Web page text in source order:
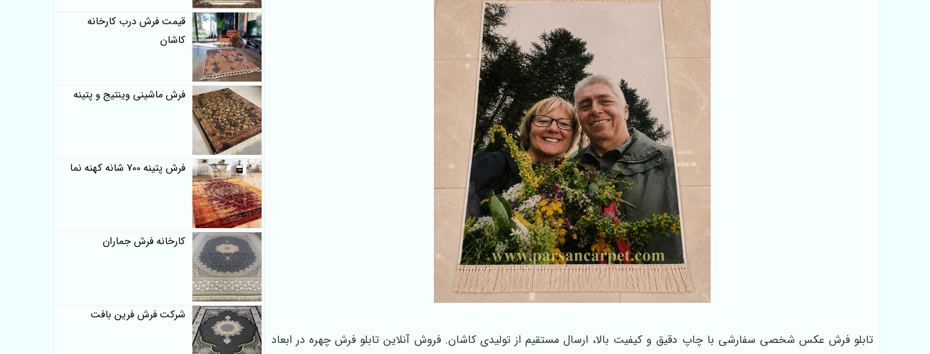
تابلو فرش عکس شخصی سفارشی با چاپ دقیق و کیفیت بالا، ارسال مستقیم از تولیدی کاشان. فروش آنلاین تابلو فرش چهره در ابعاد
قیمت فرش درب کارخانه
کاشان
فرش ماشینی وینتیج و پتینه
فرش پتینه 700 شانه کهنه نما
کارخانه فرش جماران
شرکت فرش فرین بافت